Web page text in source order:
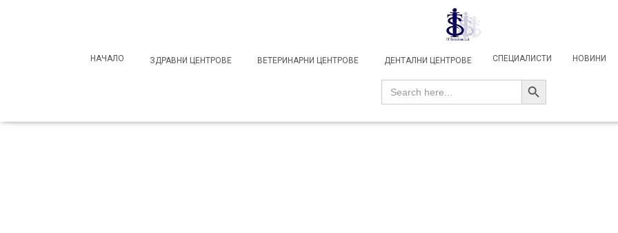
НАЧАЛО ЗДРАВНИ ЦЕНТРОВЕ ВЕТЕРИНАРНИ ЦЕНТРОВЕ ДЕНТАЛНИ ЦЕНТРОВЕ СПЕЦИАЛИСТИ НОВИНИ
Search
SEARCH BUTTON